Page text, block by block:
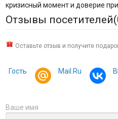
кризисный момент и доверие
Отзывы посетителей(
Оставьте отзыв и получите
Гость Mail.Ru
Ваше имя